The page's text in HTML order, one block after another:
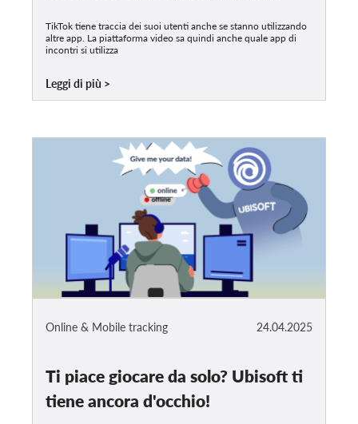
TikTok tiene traccia dei suoi utenti anche se stanno utilizzando
altre app. La piattaforma video sa quindi anche quale app di
incontri si utilizza
Leggi di più
24.04.2025
Online & Mobile tracking
Ti piace giocare da solo? Ubisoft ti
tiene ancora d'occhio!